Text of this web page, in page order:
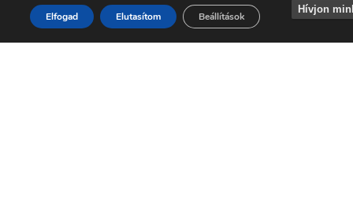
Akár költözésről, lakásfelújításról, garázs- vagy
Elfogad Elutasítom Beállítások
Hívjon